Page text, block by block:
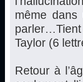
même
parler…Tient
Taylor (6
Retour à